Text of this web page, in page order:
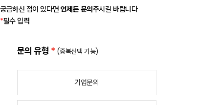
궁금하신 점이 있다면언제든 문의주시길 바랍니다
*필수 입력
문의 유형 * (중복선택 가능)
기업문의